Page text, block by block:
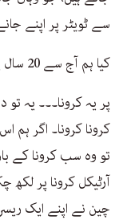
سے ٹویٹر پر اپنے
کیا ہم آج سے 20 سال پہلے اتنی سہولتوں کا سوچ بھی سکتے تھے؟
پر یہ کرونا۔۔۔ یہ تو
کرونا کرونا۔ اگر ہم
تو وہ سب کرونا کے
آرٹیکل کرونا پر لکھ
چین نے اپنے ایک